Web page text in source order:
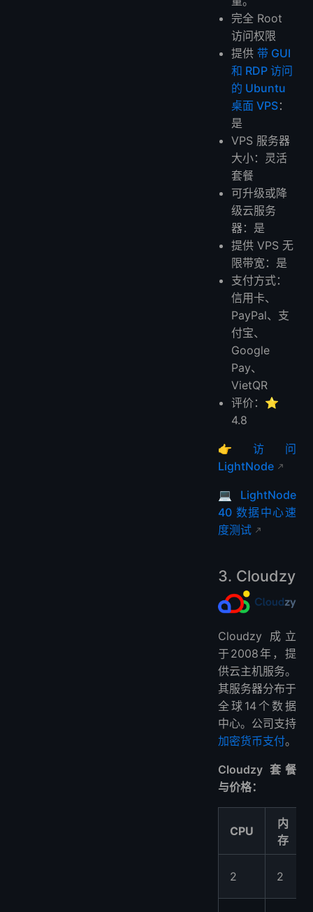
完全 Root
访问权限
提供带 GUI
和 RDP 访问
的 Ubuntu
桌面 VPS：
是
VPS 服务器
大小：灵活
套餐
可升级或降
级云服务
器：是
提供 VPS 无
限带宽：是
支付方式：
信用卡、
PayPal、支
付宝、
Google
Pay、
VietQR
评价：⭐
4.8
👉 访问
LightNode
💻 LightNode
40 数据中心速
度测试
3. Cloudzy
Cloudzy 成立
于2008年，提
供云主机服务。
其服务器分布于
全球14个数据
中心。公司支持
加密货币支付。
Cloudzy 套餐
与价格：
CPU
内
存
2 2